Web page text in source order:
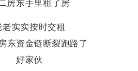
房东手里租了房
老实实按时交租
东资金链断裂跑路了
好家伙